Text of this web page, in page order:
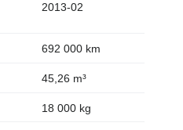
2013-02
692 000 km
45,26 m³
18 000 kg